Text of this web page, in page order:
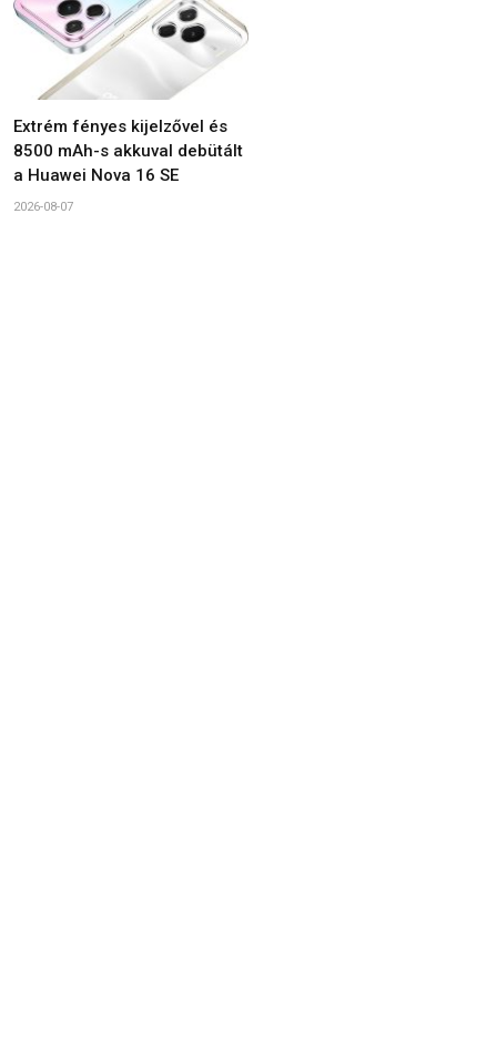
Extrém fényes kijelzővel és
8500 mAh-s akkuval debütált
a Huawei Nova 16 SE
2026-08-07